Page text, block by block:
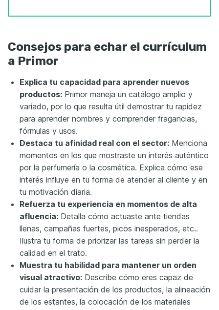
Consejos para echar el currículum
a Primor
Explica tu capacidad para aprender nuevos
productos: Primor maneja un catálogo amplio y
variado, por lo que resulta útil demostrar tu rapidez
para aprender nombres y comprender fragancias,
fórmulas y usos.
Destaca tu afinidad real con el sector: Menciona
momentos en los que mostraste un interés auténtico
por la perfumería o la cosmética. Explica cómo ese
interés influye en tu forma de atender al cliente y en
tu motivación diaria.
Refuerza tu experiencia en momentos de alta
afluencia: Detalla cómo actuaste ante tiendas
llenas, campañas fuertes, picos inesperados, etc..
Ilustra tu forma de priorizar las tareas sin perder la
calidad en el trato.
Muestra tu habilidad para mantener un orden
visual atractivo: Describe cómo eres capaz de
cuidar la presentación de los productos, la alineación
de los estantes, la colocación de los materiales